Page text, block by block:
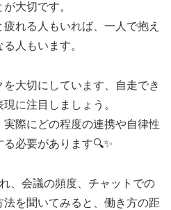
が大切です。
れる人もいれば、一人で抱え
人もいます。
大切にしています、自走でき
に注目しましょう。
際にどの程度の連携や自律性
必要があります🔍✨
、会議の頻度、チャットでの
を聞いてみると、働き方の距